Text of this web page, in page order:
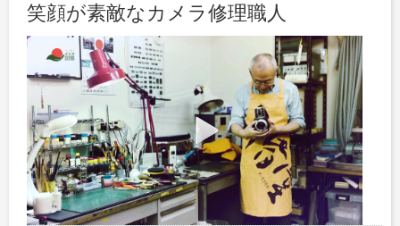
笑顔が素敵なカメラ修理職人